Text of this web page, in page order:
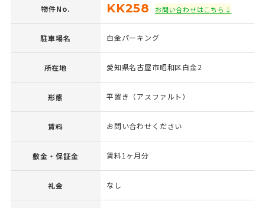
物件No. KK258 お問い合わせはこちら↓
駐車場名 白金パーキング
所在地 愛知県名古屋市昭和区白金2
形態 平置き（アスファルト）
賃料 お問い合わせください
敷金・保証金 賃料1ヶ月分
礼金 なし